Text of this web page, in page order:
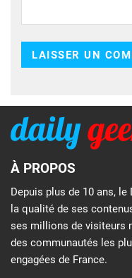
À PROPOS
Depuis plus de 10 ans,
la qualité de ses
ses millions de visiteurs
des communautés les
engagées de France.